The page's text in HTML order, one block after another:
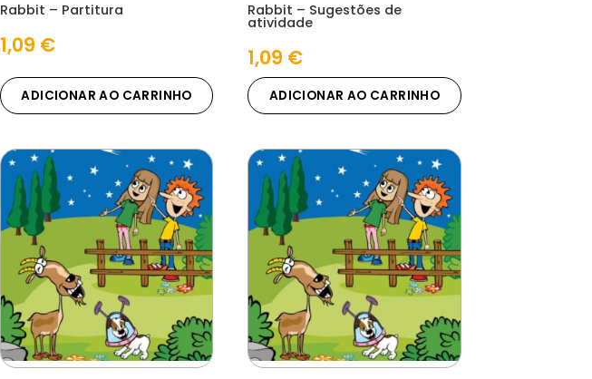
Rabbit – Partitura
1,09 €
ADICIONAR AO CARRINHO
Rabbit – Sugestões de
atividade
1,09 €
ADICIONAR AO CARRINHO